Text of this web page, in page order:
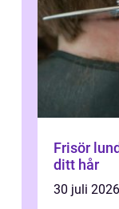
Frisör lund så väljer du rätt salong för
ditt hår
30 juli 2026